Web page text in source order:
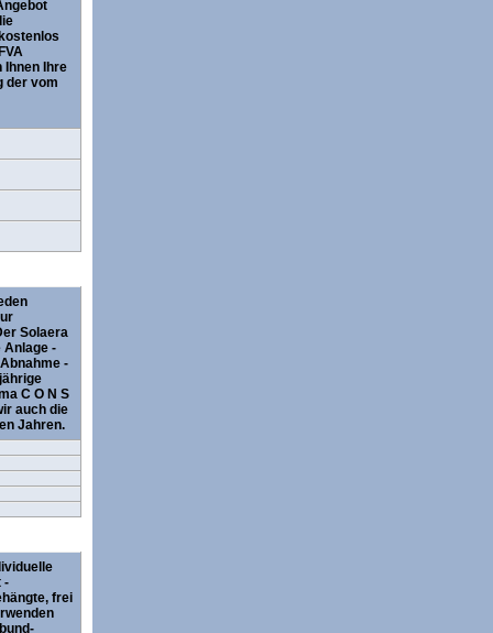
Ihnen Ihre
der vom
Solaera
Anlage -
-
C O N S
auch die
Jahren.
-
frei